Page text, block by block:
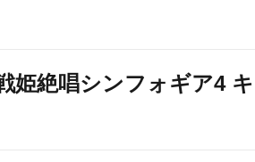
姫絶唱シンフォギア4 キ